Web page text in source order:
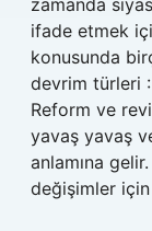
zamanda
ifade etmek
konusunda
devrim türleri
Reform ve
yavaş yavaş
anlamına
değişimler için